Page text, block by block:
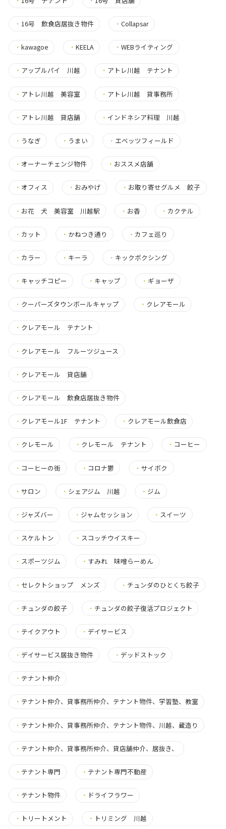
・ 16号 飲食店居抜き物件 ・Collapsar
・ kawagoe ・KEELA ・WEBライティング
・ アップルパイ 川越 ・ アトレ川越 テナント
・ アトレ川越 美容室 ・ アトレ川越 貸事務所
・ アトレ川越 貸店舗 ・ インドネシア料理 川越
・ うなぎ ・ うまい ・ エベッツフィールド
・ オーナーチェンジ物件 ・ おススメ店舗
・ オフィス ・ おみやげ ・ お取り寄せグルメ 餃子
・ お花 犬 美容室 川越駅 ・ お香 ・ カクテル
・ カット ・ かねつき通り ・ カフェ巡り
・ カラー ・ キーラ ・ キックボクシング
・ キャッチコピー ・ キャップ ・ ギョーザ
・ クーパーズタウンボールキャップ ・ クレアモール
・ クレアモール テナント
・ クレアモール フルーツジュース
・ クレアモール 貸店舗
・ クレアモール 飲食店居抜き物件
・ クレアモール1F テナント ・ クレアモール飲食店
・ クレモール ・ クレモール テナント ・ コーヒー
・ コーヒーの街 ・ コロナ鬱 ・サイボク
・ サロン ・ シェアジム 川越 ・ ジム
・ ジャズバー ・ ジャムセッション ・ スイーツ
・ スケルトン ・ スコッチウイスキー
・ スポーツジム ・ すみれ 味噌らーめん
・ セレクトショップ メンズ ・ チュンダのひとくち餃子
・ チュンダの餃子 ・ チュンダの餃子復活プロジェクト
・ テイクアウト ・ デイサービス
・ デイサービス居抜き物件 ・ デッドストック
・ テナント仲介
・ テナント仲介、貸事務所仲介、テナント物件、学習塾、教室
・ テナント仲介、貸事務所仲介、テナント物件、川越、蔵造り
・ テナント仲介、貸事務所仲介、貸店舗仲介、居抜き、
・ テナント専門 ・ テナント専門不動産
・ テナント物件 ・ ドライフラワー
・ トリートメント ・ トリミング 川越